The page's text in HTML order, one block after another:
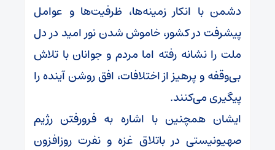
دشمن با انکار زمینه‌ها، ظرفیت‌ها و عوامل
پیشرفت در کشور، خاموش شدن نور امید در دل
ملت را نشانه رفته اما مردم و جوانان با تلاش
بی‌وقفه و پرهیز از اختلافات، افق روشن آینده را
پیگیری می‌کنند.
ایشان همچنین با اشاره به فرورفتن رژیم
صهیونیستی در باتلاق غزه و نفرت روزافزون